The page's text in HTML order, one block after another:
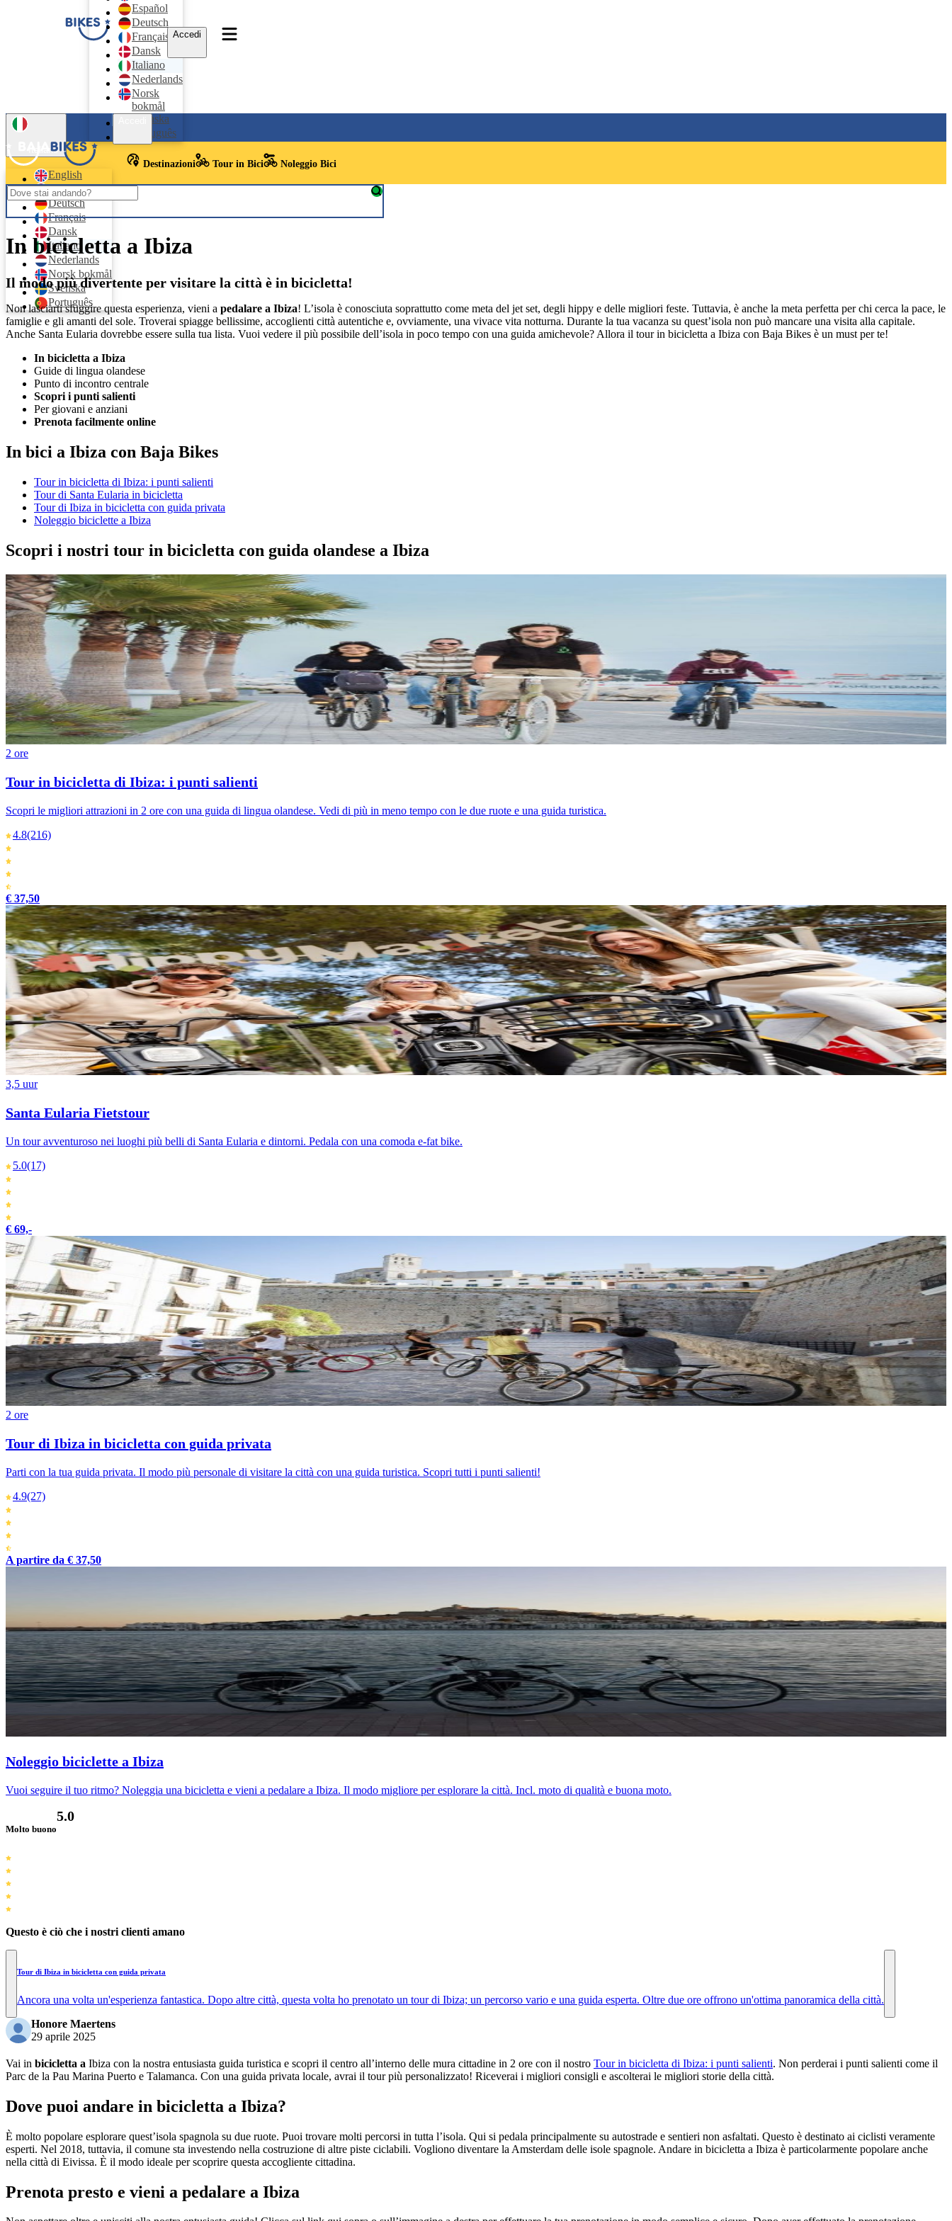
Español
Deutsch
Français
Dansk
Italiano
Nederlands
Norsk
bokmål
Svenska
Português
Accedi
Italiano
English
Español
Deutsch
Français
Dansk
Italiano
Nederlands
Norsk bokmål
Svenska
Português
Destinazioni Tour in Bici Noleggio Bici
In bicicletta a Ibiza
Il modo più divertente per visitare la città è in bicicletta!
Non lasciarti sfuggire questa esperienza, vieni a pedalare a Ibiza! L’isola è conosciuta soprattutto come meta del jet set, degli hippy e delle migliori feste. Tuttavia, è anche la meta perfetta per chi cerca la pace, le
famiglie e gli amanti del sole. Troverai spiagge bellissime, accoglienti città autentiche e, ovviamente, una vivace vita notturna. Durante la tua vacanza su quest’isola non può mancare una visita alla capitale.
Anche Santa Eularia dovrebbe essere sulla tua lista. Vuoi vedere il più possibile dell’isola in poco tempo con una guida amichevole? Allora il tour in bicicletta a Ibiza con Baja Bikes è un must per te!
In bicicletta a Ibiza
Guide di lingua olandese
Punto di incontro centrale
Scopri i punti salienti
Per giovani e anziani
Prenota facilmente online
In bici a Ibiza con Baja Bikes
Tour in bicicletta di Ibiza: i punti salienti
Tour di Santa Eularia in bicicletta
Tour di Ibiza in bicicletta con guida privata
Noleggio biciclette a Ibiza
Scopri i nostri tour in bicicletta con guida olandese a Ibiza
2 ore
Tour in bicicletta di Ibiza: i punti salienti
Scopri le migliori attrazioni in 2 ore con una guida di lingua olandese. Vedi di più in meno tempo con le due ruote e una guida turistica.
4.8(216)
€ 37,50
3,5 uur
Santa Eularia Fietstour
Un tour avventuroso nei luoghi più belli di Santa Eularia e dintorni. Pedala con una comoda e-fat bike.
5.0(17)
€ 69,-
2 ore
Tour di Ibiza in bicicletta con guida privata
Parti con la tua guida privata. Il modo più personale di visitare la città con una guida turistica. Scopri tutti i punti salienti!
4.9(27)
A partire da € 37,50
Noleggio biciclette a Ibiza
Vuoi seguire il tuo ritmo? Noleggia una bicicletta e vieni a pedalare a Ibiza. Il modo migliore per esplorare la città. Incl. moto di qualità e buona moto.
Molto buono
5.0
Questo è ciò che i nostri clienti amano
Tour di Ibiza in bicicletta con guida privata
Ancora una volta un'esperienza fantastica. Dopo altre città, questa volta ho prenotato un tour di Ibiza; un percorso vario e una guida esperta. Oltre due ore offrono un'ottima panoramica della città.
Honore Maertens
29 aprile 2025
Vai in bicicletta a Ibiza con la nostra entusiasta guida turistica e scopri il centro all’interno delle mura cittadine in 2 ore con il nostro Tour in bicicletta di Ibiza: i punti salienti. Non perderai i punti salienti come il
Parc de la Pau Marina Puerto e Talamanca. Con una guida privata locale, avrai il tour più personalizzato! Riceverai i migliori consigli e ascolterai le migliori storie della città.
Dove puoi andare in bicicletta a Ibiza?
È molto popolare esplorare quest’isola spagnola su due ruote. Puoi trovare molti percorsi in tutta l’isola. Qui si pedala principalmente su autostrade e sentieri non asfaltati. Questo è destinato ai ciclisti veramente
esperti. Nel 2018, tuttavia, il comune sta investendo nella costruzione di altre piste ciclabili. Vogliono diventare la Amsterdam delle isole spagnole. Andare in bicicletta a Ibiza è particolarmente popolare anche
nella città di Eivissa. È il modo ideale per scoprire questa accogliente cittadina.
Prenota presto e vieni a pedalare a Ibiza